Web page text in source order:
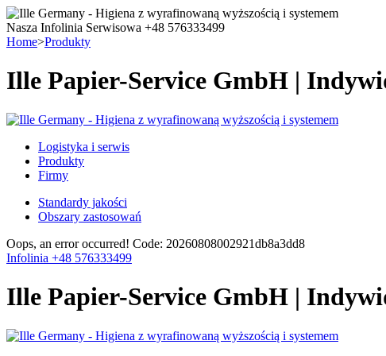
Nasza Infolinia Serwisowa +48 576333499
Home>Produkty
Ille Papier-Service GmbH |
Logistyka i serwis
Produkty
Firmy
Standardy jakości
Obszary zastosowań
Oops, an error occurred! Code: 20260808002921db8a3dd8
Infolinia +48 576333499
Ille Papier-Service GmbH |